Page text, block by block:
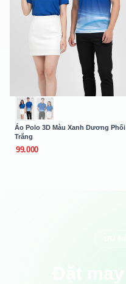
Áo Polo 3D Màu Xanh Dương Phối
Trắng
99.000